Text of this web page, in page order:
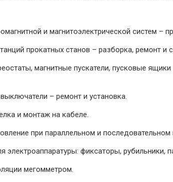
и магнитоэлектрической систем –
прокатных станов – разборка, ремонт и
магнитные пускатели, пусковые
– ремонт и установка.
и монтаж на кабеле.
при параллельном и последовательном
электроаппаратуры: фиксаторы, рубильники,
мегомметром.